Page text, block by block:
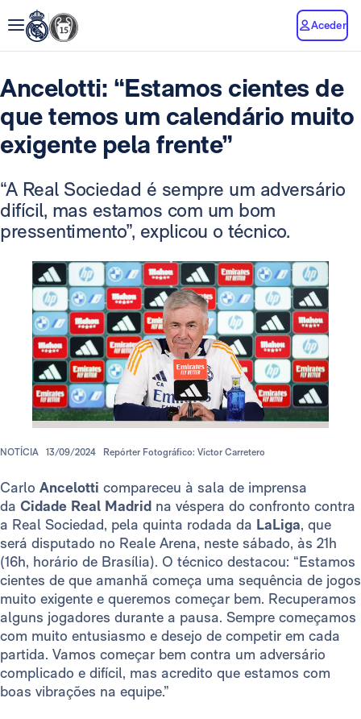
Aceder
Ancelotti: “Estamos cientes de
que temos um calendário muito
exigente pela frente”
“A Real Sociedad é sempre um adversário
difícil, mas estamos com um bom
pressentimento”, explicou o técnico.
NOTÍCIA 13/09/2024 Repórter Fotográfico: Víctor Carretero
Carlo Ancelotti compareceu à sala de imprensa
da Cidade Real Madrid na véspera do confronto contra
a Real Sociedad, pela quinta rodada da LaLiga, que
será disputado no Reale Arena, neste sábado, às 21h
(16h, horário de Brasília). O técnico destacou: “Estamos
cientes de que amanhã começa uma sequência de jogos
muito exigente e queremos começar bem. Recuperamos
alguns jogadores durante a pausa. Sempre começamos
com muito entusiasmo e desejo de competir em cada
partida. Vamos começar bem contra um adversário
complicado e difícil, mas acredito que estamos com
boas vibrações na equipe.”